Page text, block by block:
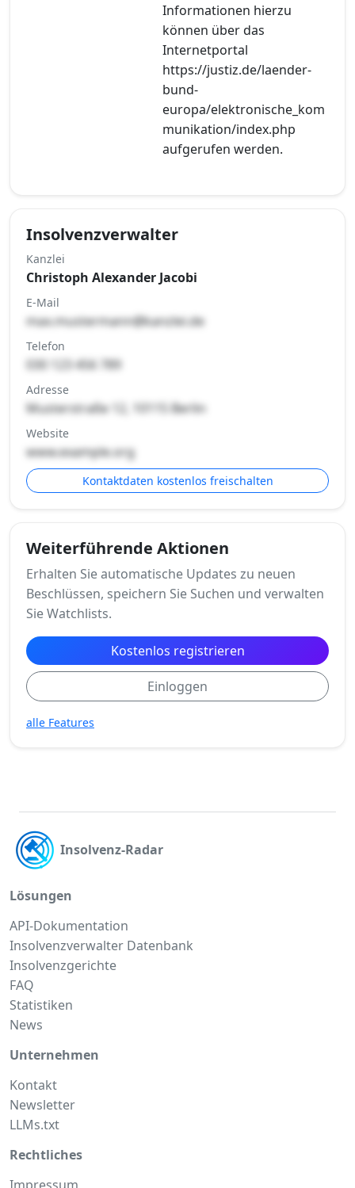
Informationen hierzu
können über das
Internetportal
https://justiz.de/laender-
bund-
europa/elektronische_kom
munikation/index.php
aufgerufen werden.
Insolvenzverwalter
Kanzlei
Christoph Alexander Jacobi
E-Mail
max.mustermann@kanzlei.de
Telefon
030 123 456 789
Adresse
Musterstraße 12, 10115 Berlin
Website
www.example.org
Kontaktdaten kostenlos freischalten
Weiterführende Aktionen
Erhalten Sie automatische Updates zu neuen
Beschlüssen, speichern Sie Suchen und verwalten
Sie Watchlists.
Kostenlos registrieren
Einloggen
alle Features
Insolvenz-Radar
Lösungen
API-Dokumentation
Insolvenzverwalter Datenbank
Insolvenzgerichte
FAQ
Statistiken
News
Unternehmen
Kontakt
Newsletter
LLMs.txt
Rechtliches
Impressum